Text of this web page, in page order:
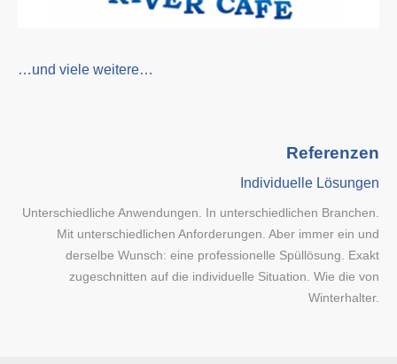
…und viele weitere…
Referenzen
Individuelle Lösungen
Unterschiedliche Anwendungen. In unterschiedlichen Branchen.
Mit unterschiedlichen Anforderungen. Aber immer ein und
derselbe Wunsch: eine professionelle Spüllösung. Exakt
zugeschnitten auf die individuelle Situation. Wie die von
Winterhalter.